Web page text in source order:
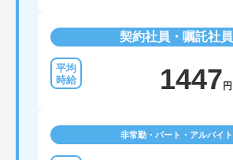
契約社員・嘱託社員
1447 円
非常勤・パート・アルバイト